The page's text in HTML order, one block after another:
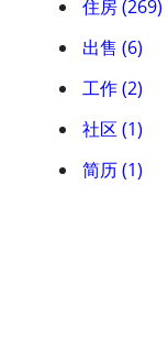
住房 (269)
出售 (6)
工作 (2)
社区 (1)
简历 (1)